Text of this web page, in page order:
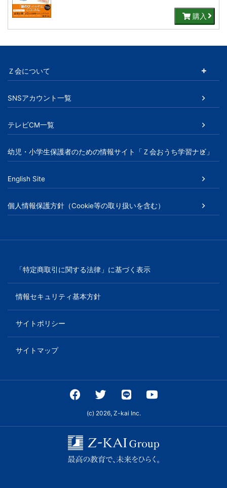
購入
Ｚ会について
SNSアカウント一覧
テレビCM一覧
幼児・小学生保護者のための情報サイト「Ｚ会おうち学習ナビ」
English Site
個人情報保護方針（Cookie等の取り扱いを含む）
「特定商取引に関する法律」に基づく表示
情報セキュリティ基本方針
サイトポリシー
サイトマップ
(c) 2026, Z-kai Inc.